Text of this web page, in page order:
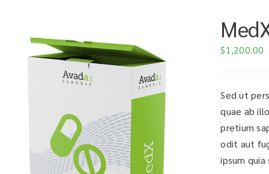
$1,200.00
Sed ut
quae ab
pretium
odit aut
ipsum quia